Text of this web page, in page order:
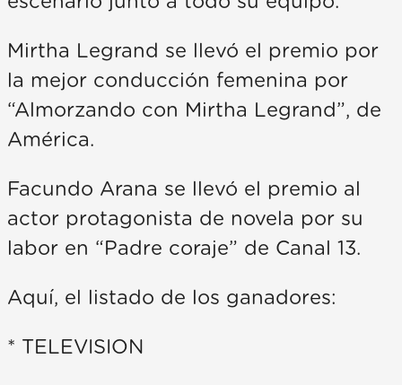
Mirtha Legrand se llevó el premio por
la mejor conducción femenina por
“Almorzando con Mirtha Legrand”, de
América.
Facundo Arana se llevó el premio al
actor protagonista de novela por su
labor en “Padre coraje” de Canal 13.
Aquí, el listado de los ganadores:
* TELEVISION